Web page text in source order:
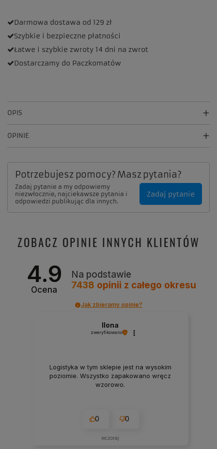
Darmowa dostawa od 129 zł
Szybkie i bezpieczne płatności
Łatwe i szybkie zwroty 14 dni na zwrot
Dostarczamy do Paczkomatów
OPIS
OPINIE
Potrzebujesz pomocy? Masz pytania?
Zadaj pytanie a my odpowiemy
niezwłocznie, najciekawsze pytania i
odpowiedzi publikując dla innych.
Zadaj pytanie
ZOBACZ OPINIE INNYCH KLIENTÓW
4.9
Ocena
Na podstawie
7438 opinii z całego okresu
Jak zbieramy opinie?
Ilona
zweryfikowano
Logistyka w tym sklepie jest na wysokim
poziomie. Wszystko zapakowano wręcz
wzorowo.
0 0
wczoraj